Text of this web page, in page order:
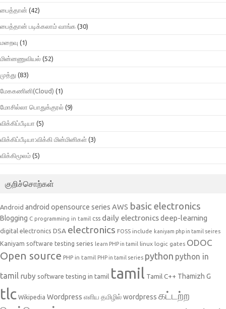
பைத்தான் (42)
பைத்தான் படிக்கலாம் வாங்க (30)
மறைவு (1)
மின்னணுவியல் (52)
முத்து (83)
மேககணினி(Cloud) (1)
மோசில்லா பொதுக்குரல் (9)
விக்கிப்பீடியா (5)
விக்கிப்பீடியா:விக்கி மின்மினிகள் (3)
விக்கிமூலம் (5)
குறிச்சொற்கள்
Android android opensource series AWS basic electronics
Blogging C programming in tamil css daily electronicsdeep-learning
digital electronics DSA electronics FOSS include kaniyam php in tamil seires
Kaniyam software testing series learn PHP in tamil linux logic gates ODOC
Open source PHP in tamil PHP in tamil series python python in
tamil ruby software testing in tamil tamil Tamil C++ Thamizh G
tlc Wikipedia Wordpress எளிய தமிழில் wordpress கட்டற்ற